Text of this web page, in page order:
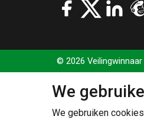
© 2026 Veilingwinnaar
We
We gebruiken